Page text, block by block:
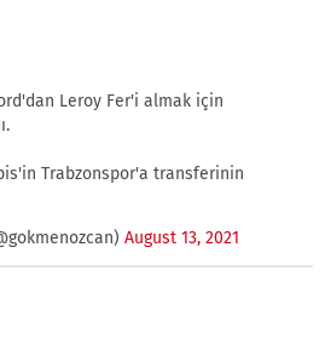
Leroy Fer'i almak için
Trabzonspor'a transferinin
August 13, 2021